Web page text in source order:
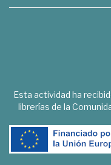
Esta actividad ha
librerías de la